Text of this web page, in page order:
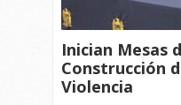
Inician Mesas
Construcción
Violencia